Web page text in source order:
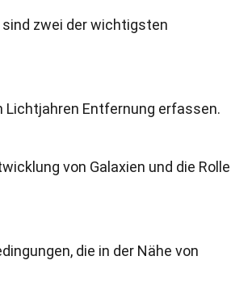
zwei der wichtigsten
Lichtjahren Entfernung erfassen.
von Galaxien und die Rolle
die in der Nähe von